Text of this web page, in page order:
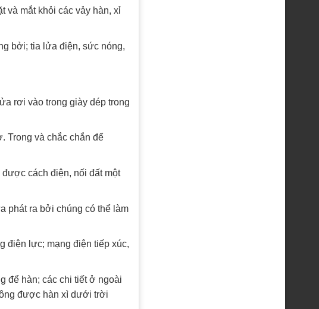
và mắt khỏi các vảy hàn, xỉ
bởi; tia lửa điện, sức nóng,
rơi vào trong giày dép trong
Trong và chắc chắn để
được cách điện, nối đất một
phát ra bởi chúng có thể làm
điện lực; mạng điện tiếp xúc,
để hàn; các chi tiết ở ngoài
được hàn xì dưới trời